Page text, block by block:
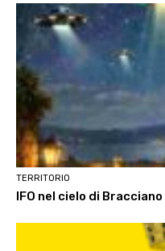
TERRITORIO
IFO nel cielo di Bracciano